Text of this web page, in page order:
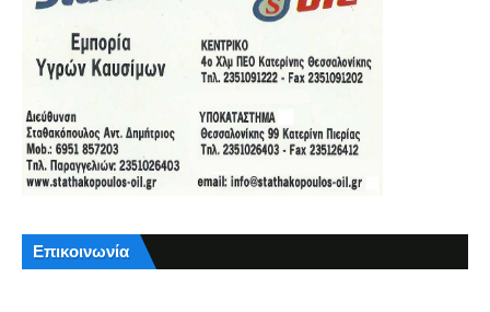
Επικοινωνία